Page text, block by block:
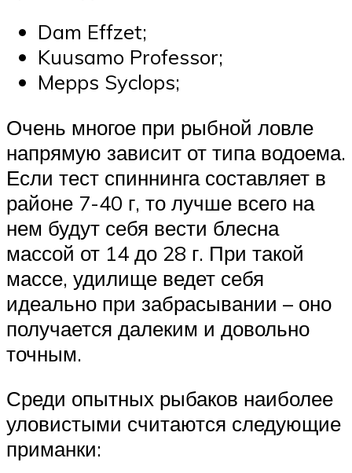
Dam Effzet;
Kuusamo Professor;
Mepps Syclops;
Очень многое при рыбной ловле
напрямую зависит от типа водоема.
Если тест спиннинга составляет в
районе 7-40 г, то лучше всего на
нем будут себя вести блесна
массой от 14 до 28 г. При такой
массе, удилище ведет себя
идеально при забрасывании – оно
получается далеким и довольно
точным.
Среди опытных рыбаков наиболее
уловистыми считаются следующие
приманки: